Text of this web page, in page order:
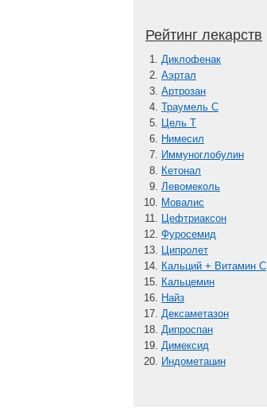
Рейтинг лекарств
Диклофенак
Аэртал
Артрозан
Траумель С
Цель Т
Нимесил
Иммуноглобулин
Кетонал
Левомеколь
Мовалис
Цефтриаксон
Фуросемид
Ципролет
Кальций + Витамин C
Кальцемин
Найз
Дексаметазон
Дипроспан
Димексид
Индометацин